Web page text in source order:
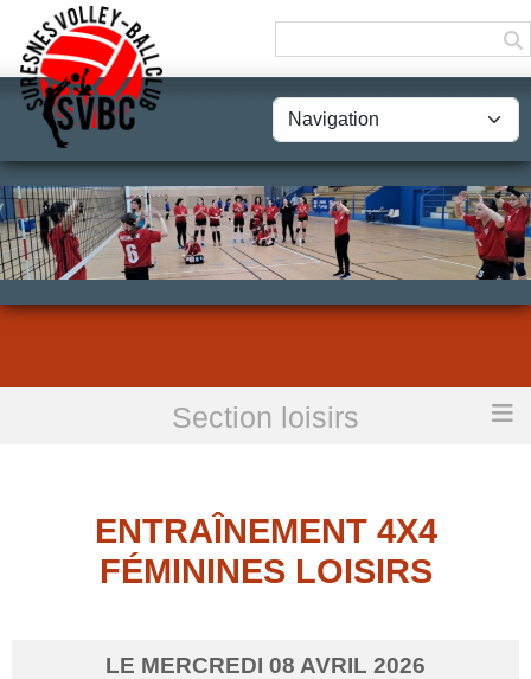
Section loisirs
Entraînement 4x4 Féminines loisirs
ENTRAÎNEMENT 4X4
FÉMININES LOISIRS
LE MERCREDI 08 AVRIL 2026
Panneau de gestion des cookies